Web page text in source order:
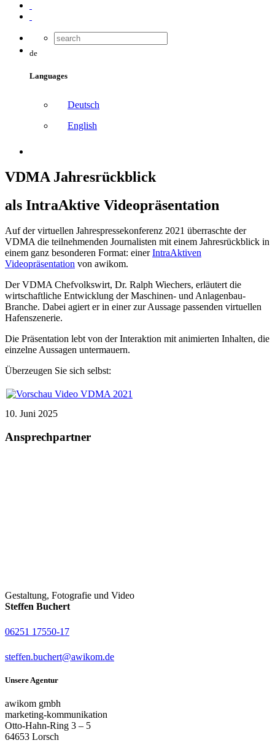
de
Languages
Deutsch
English
VDMA Jahresrückblick
als IntraAktive Videopräsentation
Auf der virtuellen Jahrespressekonferenz 2021 überraschte der
VDMA die teilnehmenden Journalisten mit einem Jahresrückblick in
einem ganz besonderen Format: einerIntraAktiven
Videopräsentation von awikom.
Der VDMA Chefvolkswirt, Dr. Ralph Wiechers, erläutert die
wirtschaftliche Entwicklung der Maschinen- und Anlagenbau-
Branche. Dabei agiert er in einer zur Aussage passenden virtuellen
Hafenszenerie.
Die Präsentation lebt von der Interaktion mit animierten Inhalten, die
einzelne Aussagen untermauern.
Überzeugen Sie sich selbst:
10. Juni 2025
Ansprechpartner
Gestaltung, Fotografie und Video
Steffen Buchert
06251 17550-17
steffen.buchert@awikom.de
Unsere Agentur
awikom gmbh
marketing-kommunikation
Otto-Hahn-Ring 3 – 5
64653 Lorsch